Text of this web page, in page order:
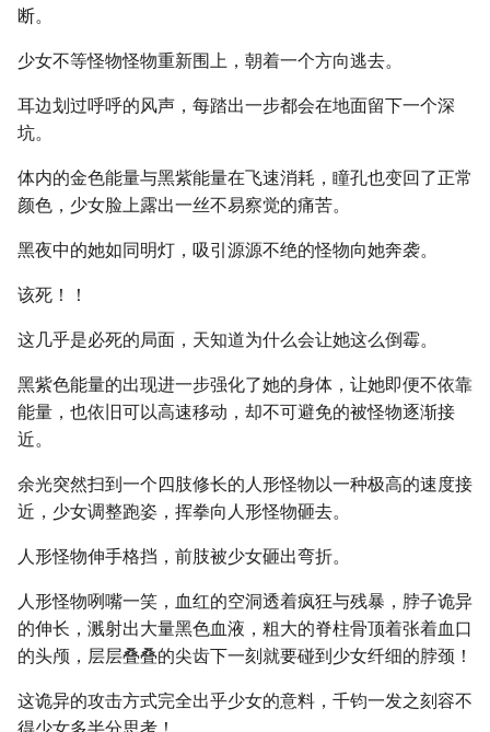
断。
少女不等怪物怪物重新围上，朝着一个方向逃去。
耳边划过呼呼的风声，每踏出一步都会在地面留下一个深
坑。
体内的金色能量与黑紫能量在飞速消耗，瞳孔也变回了正常
颜色，少女脸上露出一丝不易察觉的痛苦。
黑夜中的她如同明灯，吸引源源不绝的怪物向她奔袭。
该死！！
这几乎是必死的局面，天知道为什么会让她这么倒霉。
黑紫色能量的出现进一步强化了她的身体，让她即便不依靠
能量，也依旧可以高速移动，却不可避免的被怪物逐渐接
近。
余光突然扫到一个四肢修长的人形怪物以一种极高的速度接
近，少女调整跑姿，挥拳向人形怪物砸去。
人形怪物伸手格挡，前肢被少女砸出弯折。
人形怪物咧嘴一笑，血红的空洞透着疯狂与残暴，脖子诡异
的伸长，溅射出大量黑色血液，粗大的脊柱骨顶着张着血口
的头颅，层层叠叠的尖齿下一刻就要碰到少女纤细的脖颈！
这诡异的攻击方式完全出乎少女的意料，千钧一发之刻容不